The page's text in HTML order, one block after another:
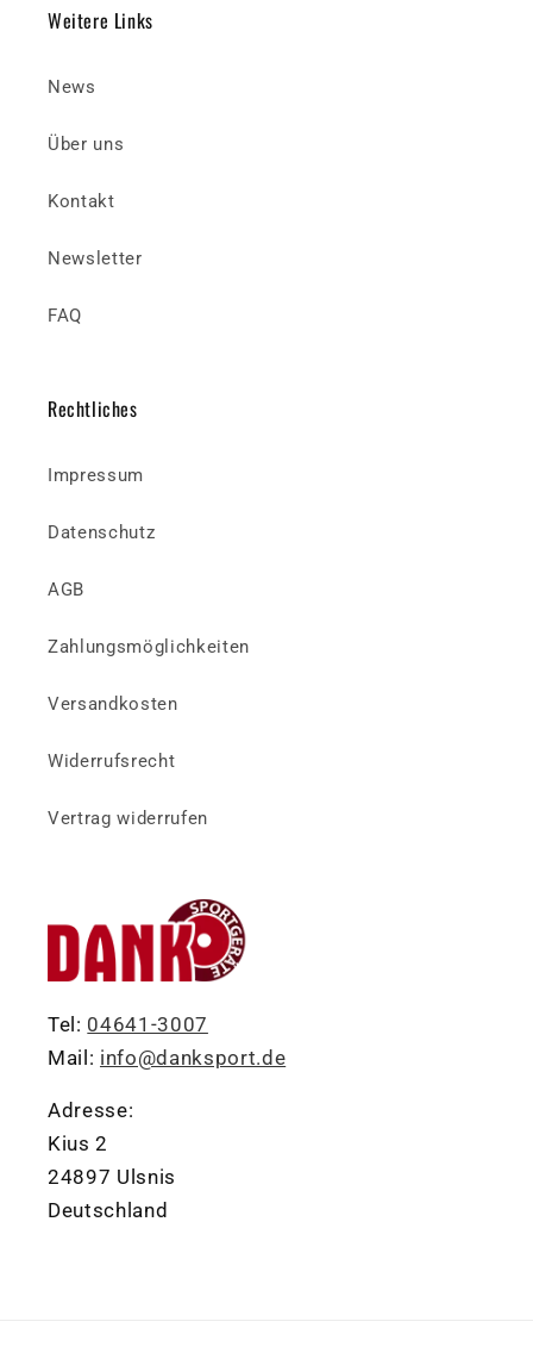
Weitere Links
News
Über uns
Kontakt
Newsletter
FAQ
Rechtliches
Impressum
Datenschutz
AGB
Zahlungsmöglichkeiten
Versandkosten
Widerrufsrecht
Vertrag widerrufen
Tel: 04641-3007
Mail: info@danksport.de
Adresse:
Kius 2
24897 Ulsnis
Deutschland